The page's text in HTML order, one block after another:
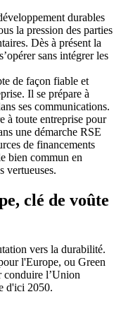
durables
la pression des parties
Dès à présent la
sans intégrer les
de façon fiable et
Il se prépare à
ses communications.
à toute entreprise pour
une démarche RSE
de financements
bien commun en
vertueuses.
clé de voûte
vers la durabilité.
l'Europe, ou Green
conduire l’Union
d'ici 2050.